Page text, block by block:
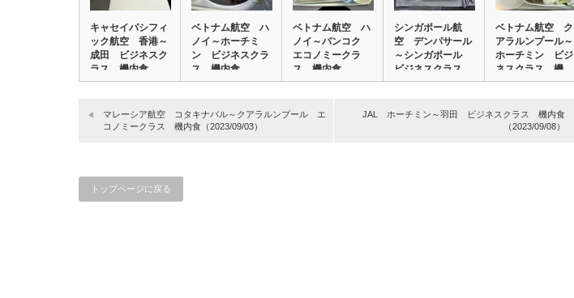
キャセイパシフィ
ック航空 香港～
成田 ビジネスク
ラス 機内食
（2…
ベトナム航空 ハ
ノイ～ホーチミ
ン ビジネスクラ
ス 機内食
（202…
ベトナム航空 ハ
ノイ～バンコク
エコノミークラ
ス 機内食
（202…
シンガポール航
空 デンパサール
～シンガポール
ビジネスクラス
機…
ベトナム航空 ク
アラルンプール～
ホーチミン ビジ
ネスクラス 機
内…
マレーシア航空 コタキナバル～クアラルンプール エ
コノミークラス 機内食（2023/09/03）
JAL ホーチミン～羽田 ビジネスクラス 機内食
（2023/09/08）
トップページに戻る